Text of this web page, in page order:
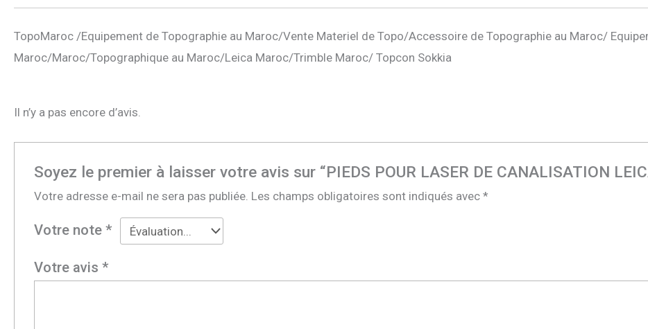
TopoMaroc /Equipement de Topographie au Maroc/Vente Materiel de Topo/Accessoire de Topographie au Maroc/
Maroc/Maroc/Topographique au Maroc/Leica Maroc/Trimble Maroc/ Topcon Sokkia
Il n’y a pas encore d’avis.
Soyez le premier à laisser votre avis sur “PIEDS POUR LASER DE CANALISATION
Votre adresse e-mail ne sera pas publiée. Les champs obligatoires sont indiqués avec*
Votre note*
Votre avis*